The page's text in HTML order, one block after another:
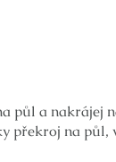
půl a nakrájej
překroj na půl,